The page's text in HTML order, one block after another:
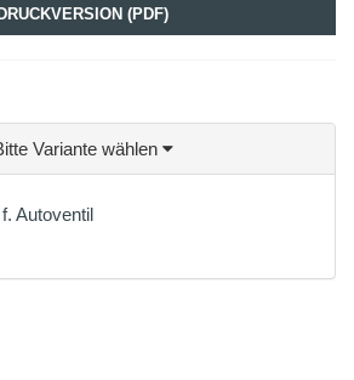
DRUCKVERSION (PDF)
Variante wählen
Autoventil